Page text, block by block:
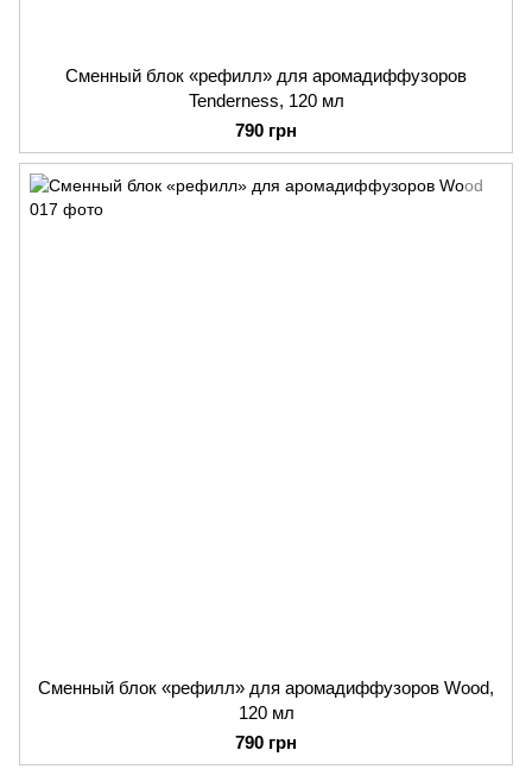
Сменный блок «рефилл» для аромадиффузоров
Tenderness, 120 мл
790 грн
Сменный блок «рефилл» для аромадиффузоров Wood,
120 мл
790 грн